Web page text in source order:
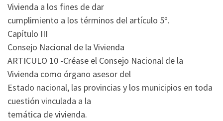
Vivienda a los fines de dar
cumplimiento a los términos del artículo 5º.
Capítulo III
Consejo Nacional de la Vivienda
ARTICULO 10 -Créase el Consejo Nacional de la
Vivienda como órgano asesor del
Estado nacional, las provincias y los municipios en toda
cuestión vinculada a la
temática de vivienda.